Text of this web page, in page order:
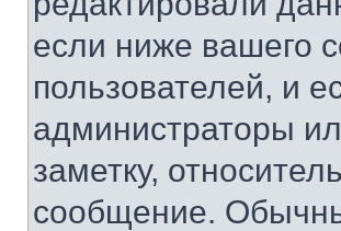
если ниже вашего
пользователей, и
администраторы
заметку,
сообщение.